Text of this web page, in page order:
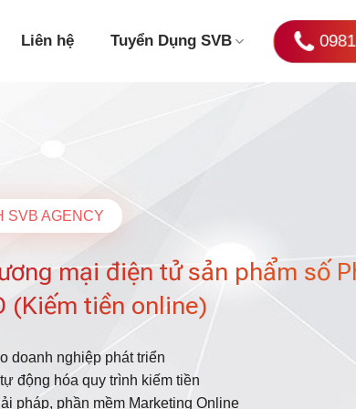
Liên hệ Tuyển Dụng SVB
SVB AGENCY
mại điện tử sản phẩm số
(Kiếm tiền online)
doanh nghiệp phát triển
động hóa quy trình kiếm tiền
pháp, phần mềm Marketing Online